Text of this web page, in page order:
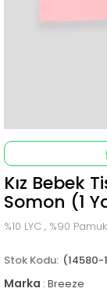
Kız Bebek
Somon (1
%10 LYC , %90
(14580-
Marka : Breeze